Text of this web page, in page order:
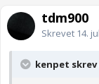
tdm900
Skrevet 14.
kenpet skrev